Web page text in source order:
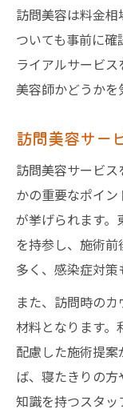
訪問美容は料金
ついても事前に
ライアルサービ
美容師かどうかを
訪問美容サー
訪問美容サービ
かの重要なポイ
が挙げられます
を持参し、施術
多く、感染症対策
また、訪問時の
材料となります
配慮した施術提
ば、寝たきりの
知識を持つスタッ